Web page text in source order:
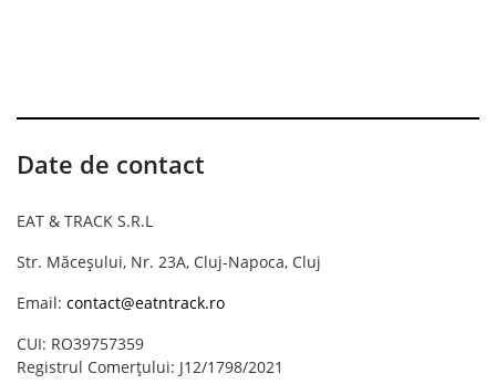
Date de contact
EAT & TRACK S.R.L
Str. Măceșului, Nr. 23A, Cluj-Napoca, Cluj
Email: contact@eatntrack.ro
CUI: RO39757359
Registrul Comerțului: J12/1798/2021